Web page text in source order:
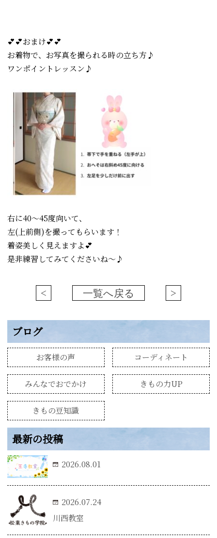
💕💕おまけ💕💕
お着物で、お写真を撮られる時の立ち方♪
ワンポイントレッスン♪
右に40〜45度向いて、
左(上前側)を撮ってもらいます！
着姿美しく見えますよ💕
是非練習してみてくださいね〜♪
< 一覧へ戻る >
ブログ
お客様の声 コーディネート
みんなでおでかけ きもの力UP
きもの豆知識
最新の投稿
2026.08.01
川西教室
2026.07.24